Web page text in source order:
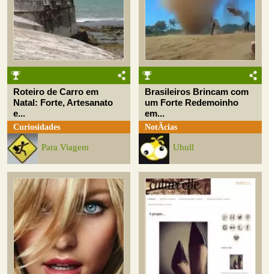
Roteiro de Carro em
Natal: Forte, Artesanato
e...
Curiosidades
Para Viagem
Brasileiros Brincam com
um Forte Redemoinho
em...
NotÃ­cias
Uhull